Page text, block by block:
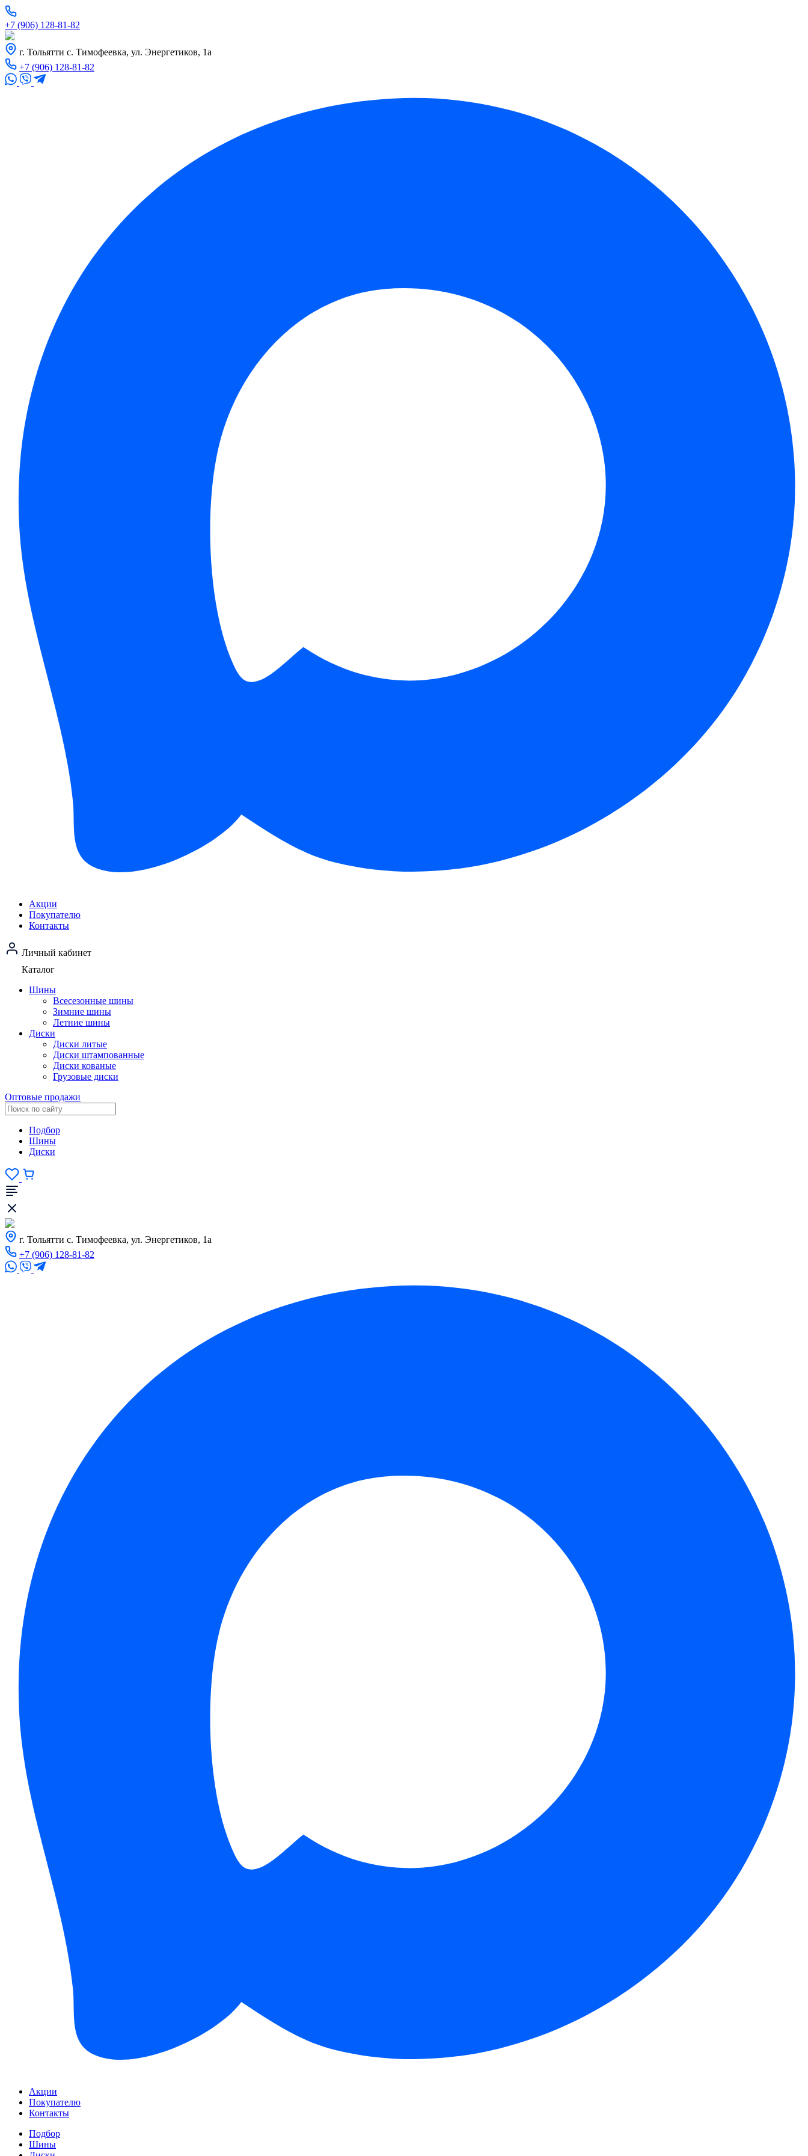
+7 (906) 128-81-82
г. Тольятти с. Тимофеевка, ул. Энергетиков, 1а
+7 (906) 128-81-82
Акции
Покупателю
Контакты
Личный кабинет
Каталог
Шины
Всесезонные шины
Зимние шины
Летние шины
Диски
Диски литые
Диски штампованные
Диски кованые
Грузовые диски
Оптовые продажи
Подбор
Шины
Диски
г. Тольятти с. Тимофеевка, ул. Энергетиков, 1а
+7 (906) 128-81-82
Акции
Покупателю
Контакты
Подбор
Шины